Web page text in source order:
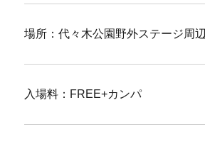
場所：代々木公園野外ステージ周辺
入場料：FREE+カンパ